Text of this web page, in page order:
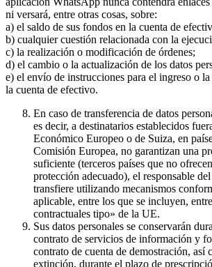
ni versará, entre otras cosas, sobre:
a) el saldo de sus fondos en la cuenta de
b) cualquier cuestión relacionada con la
c) la realización o modificación de órdenes;
d) el cambio o la actualización de los datos
e) el envío de instrucciones para el ingreso o
la cuenta de efectivo.
En caso de transferencia de datos
es decir, a destinatarios establecidos
Económico Europeo o de Suiza, en
Comisión Europea, no garantizan una
suficiente (terceros países que no
protección adecuado), el responsable
transfiere utilizando mecanismos
aplicable, entre los que se incluyen,
contractuales tipo» de la UE.
Sus datos personales se conservarán
contrato de servicios de información y
contrato de cuenta de demostración, así
extinción, durante el plazo de